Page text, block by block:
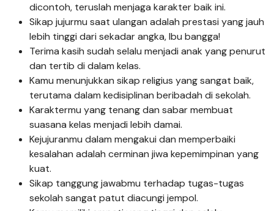
dicontoh, teruslah menjaga karakter baik ini.
Sikap jujurmu saat ulangan adalah prestasi yang jauh
lebih tinggi dari sekadar angka, Ibu bangga!
Terima kasih sudah selalu menjadi anak yang penurut
dan tertib di dalam kelas.
Kamu menunjukkan sikap religius yang sangat baik,
terutama dalam kedisiplinan beribadah di sekolah.
Karaktermu yang tenang dan sabar membuat
suasana kelas menjadi lebih damai.
Kejujuranmu dalam mengakui dan memperbaiki
kesalahan adalah cerminan jiwa kepemimpinan yang
kuat.
Sikap tanggung jawabmu terhadap tugas-tugas
sekolah sangat patut diacungi jempol.